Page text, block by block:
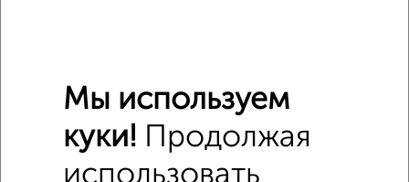
Мы используем
куки! Продолжая
использовать